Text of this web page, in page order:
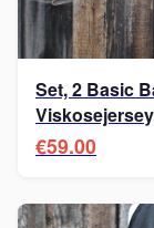
Set, 2 Basic
€59.00